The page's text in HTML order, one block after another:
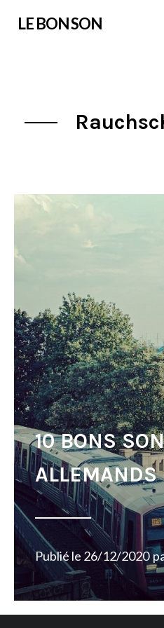
LE BON SON
10 BONS
Publié le 26/12/2020